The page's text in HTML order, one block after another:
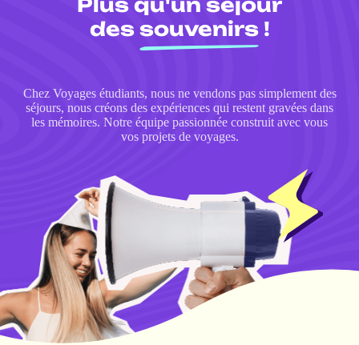
Plus qu'un séjour
des souvenirs!
Chez Voyages étudiants, nous ne vendons pas simplement des
séjours, nous créons des expériences qui restent gravées dans
les mémoires. Notre équipe passionnée construit avec vous
vos projets de voyages.